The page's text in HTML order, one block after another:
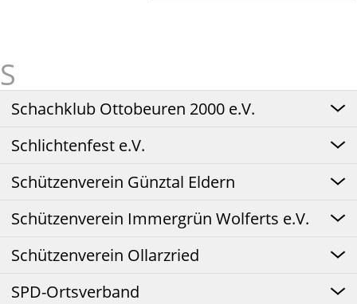
Schachklub Ottobeuren 2000 e.V.
Schlichtenfest e.V.
Schützenverein Günztal Eldern
Schützenverein Immergrün Wolferts e.V.
Schützenverein Ollarzried
SPD-Ortsverband